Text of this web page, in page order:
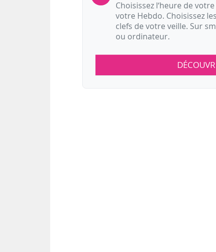
Choisissez l‘heure de
votre Hebdo. Choisissez
clefs de votre veille. Sur
ou ordinateur.